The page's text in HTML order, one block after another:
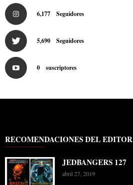
6,177 Seguidores
5,690 Seguidores
0 suscriptores
RECOMENDACIONES DEL EDITOR
JEDBANGERS 127
abril 27, 2019